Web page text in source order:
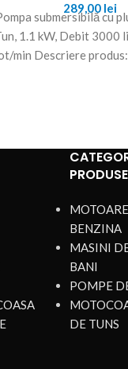
289,00 lei
submersibilă cu
1.1 kW, Debit 3000
min Descriere
PRODUSE
BENZINA
MASINI
BANI
POMPE
DE TUNS